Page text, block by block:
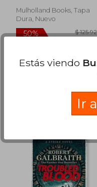
10%
dcto. $
Mulholland Books, Tapa
Dura, Nuevo
DisponibleUsado
Estás viendo
Ir